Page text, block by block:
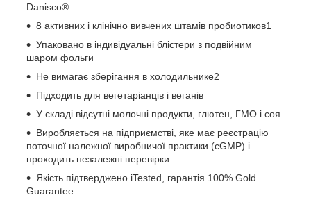
Danisco®
8 активних і клінічно вивчених штамів пробиотиков1
Упаковано в індивідуальні блістери з подвійним
шаром фольги
Не вимагає зберігання в холодильнике2
Підходить для вегетаріанців і веганів
У складі відсутні молочні продукти, глютен, ГМО і соя
Виробляється на підприємстві, яке має реєстрацію
поточної належної виробничої практики (cGMP) і
проходить незалежні перевірки.
Якість підтверджено iTested, гарантія 100% Gold
Guarantee